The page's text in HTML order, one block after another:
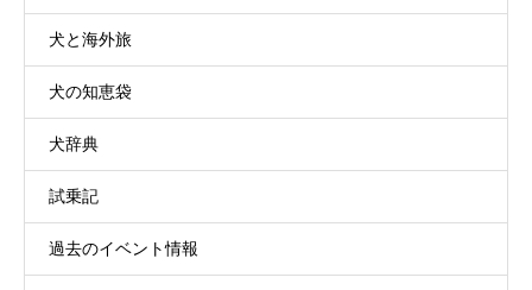
犬と海外旅
犬の知恵袋
犬辞典
試乗記
過去のイベント情報